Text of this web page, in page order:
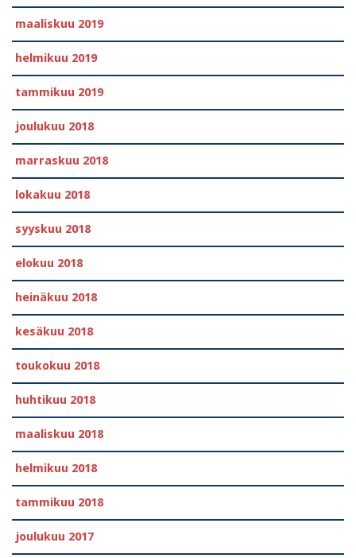
maaliskuu 2019
helmikuu 2019
tammikuu 2019
joulukuu 2018
marraskuu 2018
lokakuu 2018
syyskuu 2018
elokuu 2018
heinäkuu 2018
kesäkuu 2018
toukokuu 2018
huhtikuu 2018
maaliskuu 2018
helmikuu 2018
tammikuu 2018
joulukuu 2017